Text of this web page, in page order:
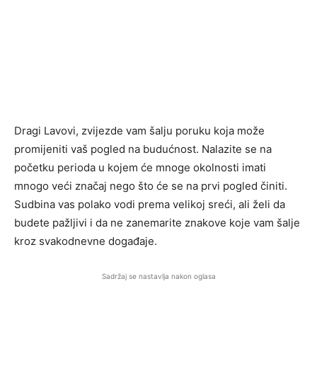
Dragi Lavovi, zvijezde vam šalju poruku koja može
promijeniti vaš pogled na budućnost. Nalazite se na
početku perioda u kojem će mnoge okolnosti imati
mnogo veći značaj nego što će se na prvi pogled činiti.
Sudbina vas polako vodi prema velikoj sreći, ali želi da
budete pažljivi i da ne zanemarite znakove koje vam šalje
kroz svakodnevne događaje.
Sadržaj se nastavlja nakon oglasa